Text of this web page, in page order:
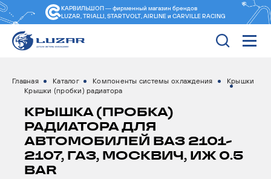
КАРВИЛЬШОП — фирменный магазин брендов
LUZAR, TRIALLI, STARTVOLT, AIRLINE и CARVILLE RACING
Главная Каталог Компоненты системы охлаждения
Крышки
Крышки (пробки) радиатора
КРЫШКА (ПРОБКА)
РАДИАТОРА ДЛЯ
АВТОМОБИЛЕЙ ВАЗ 2101-
2107, ГАЗ, МОСКВИЧ, ИЖ 0.5
BAR